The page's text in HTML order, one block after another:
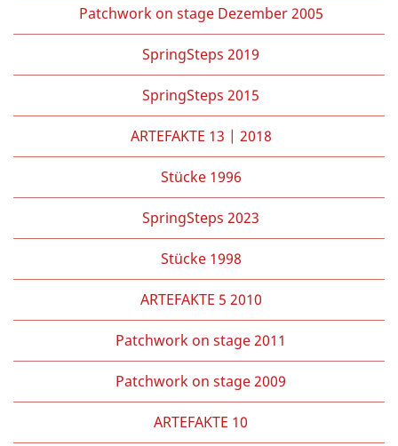
Patchwork on stage Dezember 2005
SpringSteps 2019
SpringSteps 2015
ARTEFAKTE 13 | 2018
Stücke 1996
SpringSteps 2023
Stücke 1998
ARTEFAKTE 5 2010
Patchwork on stage 2011
Patchwork on stage 2009
ARTEFAKTE 10